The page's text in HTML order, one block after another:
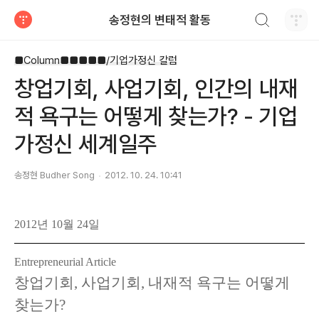
송정현의 변태적 활동
■Column■■■■■/기업가정신 칼럼
창업기회, 사업기회, 인간의 내재
적 욕구는 어떻게 찾는가? - 기업
가정신 세계일주
송정현 Budher Song 2012. 10. 24. 10:41
2012년 10월 24일
Entrepreneurial Article
창업기회, 사업기회, 내재적 욕구는 어떻게
찾는가?